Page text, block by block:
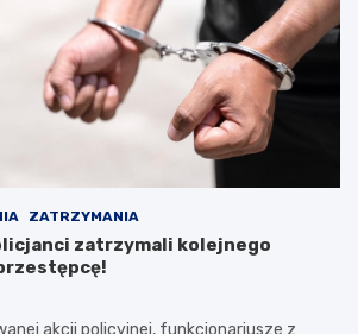
ZATRZYMANIA
zatrzymali kolejnego